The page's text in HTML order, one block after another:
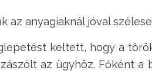
az anyagiaknál jóval
keltett, hogy a
az ügyhöz. Főként